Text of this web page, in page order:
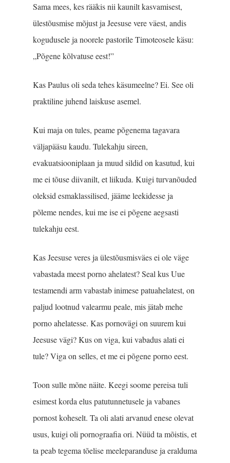
Sama mees, kes rääkis nii kaunilt kasvamisest,
ülestõusmise mõjust ja Jeesuse vere väest, andis
kogudusele ja noorele pastorile Timoteosele käsu:
„Põgene kõlvatuse eest!”
Kas Paulus oli seda tehes käsumeelne? Ei. See oli
praktiline juhend laiskuse asemel.
Kui maja on tules, peame põgenema tagavara
väljapääsu kaudu. Tulekahju sireen,
evakuatsiooniplaan ja muud sildid on kasutud, kui
me ei tõuse diivanilt, et liikuda. Kuigi turvanõuded
oleksid esmaklassilised, jääme leekidesse ja
põleme nendes, kui me ise ei põgene aegsasti
tulekahju eest.
Kas Jeesuse veres ja ülestõusmisväes ei ole väge
vabastada meest porno ahelatest? Seal kus Uue
testamendi arm vabastab inimese patuahelatest, on
paljud lootnud valearmu peale, mis jätab mehe
porno ahelatesse. Kas pornovägi on suurem kui
Jeesuse vägi? Kus on viga, kui vabadus alati ei
tule? Viga on selles, et me ei põgene porno eest.
Toon sulle mõne näite. Keegi soome pereisa tuli
esimest korda elus patutunnetusele ja vabanes
pornost koheselt. Ta oli alati arvanud enese olevat
usus, kuigi oli pornograafia ori. Nüüd ta mõistis, et
ta peab tegema tõelise meeleparanduse ja eralduma